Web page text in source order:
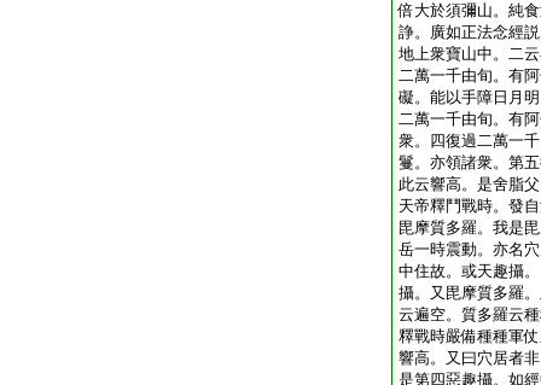
倍大於須彌山。純
諍。廣如正法念經
地上衆寶山中。二
二萬一千由旬。有
礙。能以手障日月
二萬一千由旬。有
衆。四復過二萬一
鬘。亦領諸衆。第
此云響高。是舍脂
天帝釋鬥戰時。發
毘摩質多羅。我是
岳一時震動。亦名
中住故。或天趣攝
攝。又毘摩質多羅
云遍空。質多羅云
釋戰時嚴備種種軍
響高。又曰穴居者
是第四惡趣攝。如